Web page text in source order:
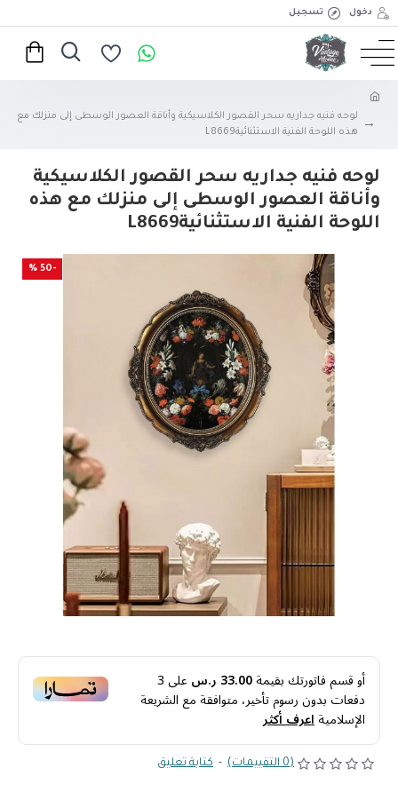
دخول تسجيل
لوحه فنيه جداريه سحر القصور الكلاسيكية وأناقة العصور الوسطى إلى منزلك مع
هذه اللوحة الفنية الاستثنائيةL8669
لوحه فنيه جداريه سحر القصور الكلاسيكية
وأناقة العصور الوسطى إلى منزلك مع هذه
اللوحة الفنية الاستثنائيةL8669
-50 %
أو قسم فاتورتك بقيمة33.00 ر.س على3
دفعات بدون رسوم تأخير، متوافقة مع الشريعة
الإسلاميةاعرف أكثر
(0 التقييمات) - كتابة تعليق